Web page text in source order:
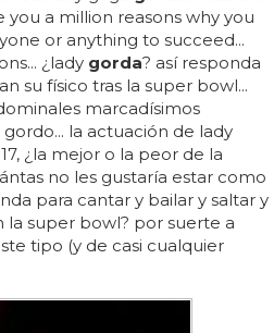
you a million reasons why you
or anything to succeed...
¿lady gorda? así responda
su físico tras la super bowl...
marcadísimos
la actuación de lady
¿la mejor o la peor de la
no les gustaría estar como
para cantar y bailar y saltar y
super bowl? por suerte a
tipo (y de casi cualquier